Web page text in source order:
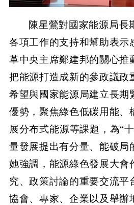
陳星鶯對國家能源局長
各項工作的支持和幫助表示
革中央主席鄭建邦的關心推
把能源打造成新的參政議政
希望與國家能源局建立長期
優勢，聚焦綠色低碳用能、
展分布式能源等課題，為“
量發展提出有分量、能破局
她強調，能源綠色發展大會
究、政策討論的重要交流平
協會、專家、企業以及舉辦